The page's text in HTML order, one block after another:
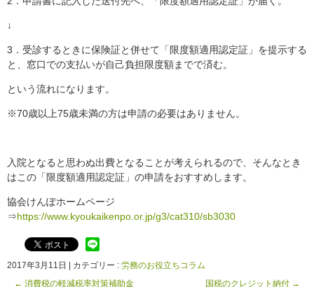
↓
3．受診するときに保険証と併せて「限度額適用認定証」を提示する
と、窓口での支払いが自己負担限度額までで済む。
という流れになります。
※70歳以上75歳未満の方は申請の必要はありません。
入院となると思わぬ出費となることが考えられるので、そんなとき
はこの「限度額適用認定証」の申請をおすすめします。
協会けんぽホームページ
⇒https://www.kyoukaikenpo.or.jp/g3/cat310/sb3030
2017年3月11日 カテゴリー : 労務のお役立ちコラム
← 消費税の軽減税率対策補助金 国税のクレジット納付 →